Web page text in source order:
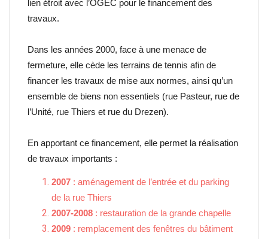
lien étroit avec l’OGEC pour le financement des
travaux.
Dans les années 2000, face à une menace de
fermeture, elle cède les terrains de tennis afin de
financer les travaux de mise aux normes, ainsi qu’un
ensemble de biens non essentiels (rue Pasteur, rue de
l’Unité, rue Thiers et rue du Drezen).
En apportant ce financement, elle permet la réalisation
de travaux importants :
2007 : aménagement de l’entrée et du parking
de la rue Thiers
2007-2008 : restauration de la grande chapelle
2009 : remplacement des fenêtres du bâtiment